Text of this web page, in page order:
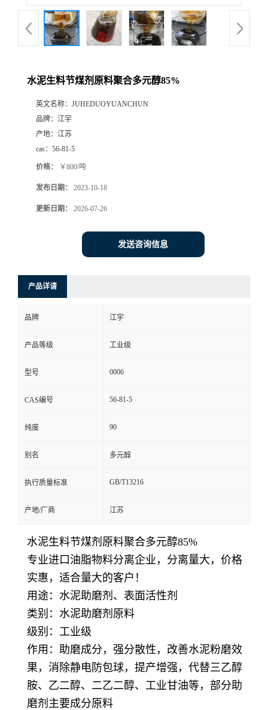
水泥生料节煤剂原料聚合多元醇85%
英文名称： JUHEDUOYUANCHUN
品牌： 江宇
产地： 江苏
cas： 56-81-5
价格： ￥800/吨
发布日期： 2023-10-18
更新日期： 2026-07-26
发送咨询信息
产品详请
品牌 江宇
产品等级 工业级
型号 0006
CAS编号 56-81-5
纯度 90
别名 多元醇
执行质量标准 GB/T13216
产地/厂商 江苏
水泥生料节煤剂原料聚合多元醇85%
专业进口油脂物料分离企业，分离量大，价格
实惠，适合量大的客户！
用途：水泥助磨剂、表面活性剂
类别：水泥助磨剂原料
级别：工业级
作用：助磨成分，强分散性，改善水泥粉磨效
果，消除静电防包球，提产增强，代替三乙醇
胺、乙二醇、二乙二醇、工业甘油等，部分助
磨剂主要成分原料